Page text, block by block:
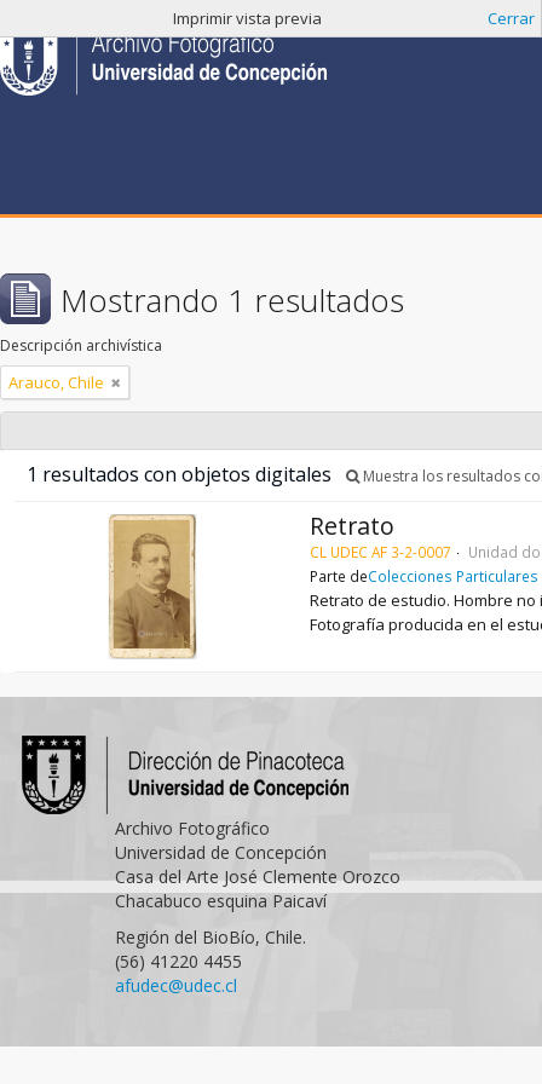
Imprimir vista previa Cerrar
Mostrando 1 resultados
Descripción archivística
Arauco, Chile
1 resultados con objetos digitales Muestra los resultados
Retrato
CL UDEC AF 3-2-0007
Unidad
Parte deColecciones Particulares
Retrato de estudio. Hombre
Fotografía producida en el
Archivo Fotográfico
Universidad de Concepción
Casa del Arte José Clemente Orozco
Chacabuco esquina Paicaví
Región del BioBío, Chile.
(56) 41220 4455
afudec@udec.cl